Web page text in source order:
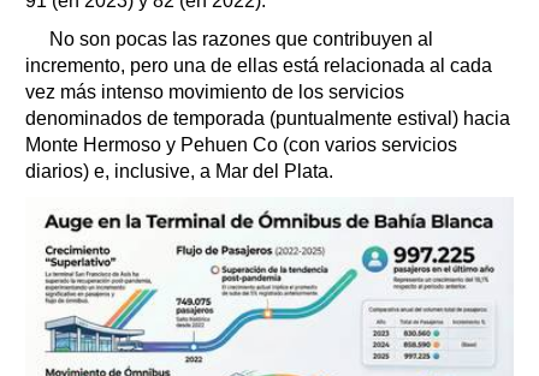
No son pocas las razones que contribuyen al
incremento, pero una de ellas está relacionada al cada
vez más intenso movimiento de los servicios
denominados de temporada (puntualmente estival) hacia
Monte Hermoso y Pehuen Co (con varios servicios
diarios) e, inclusive, a Mar del Plata.